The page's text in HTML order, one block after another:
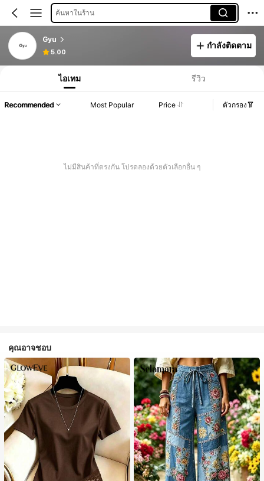
ค้นหาในร้าน
Gyu
5.00
กำลังติดตาม
ไอเทม รีวิว
Recommended Most Popular Price ตัวกรอง
ไม่มีสินค้าที่ตรงกัน โปรดลองด้วยตัวเลือกอื่น ๆ
คุณอาจชอบ